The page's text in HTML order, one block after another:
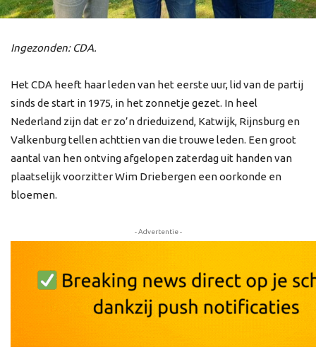
Ingezonden: CDA.
Het CDA heeft haar leden van het eerste uur, lid van de partij
sinds de start in 1975, in het zonnetje gezet. In heel
Nederland zijn dat er zo’n drieduizend, Katwijk, Rijnsburg en
Valkenburg tellen achttien van die trouwe leden. Een groot
aantal van hen ontving afgelopen zaterdag uit handen van
plaatselijk voorzitter Wim Driebergen een oorkonde en
bloemen.
- Advertentie -